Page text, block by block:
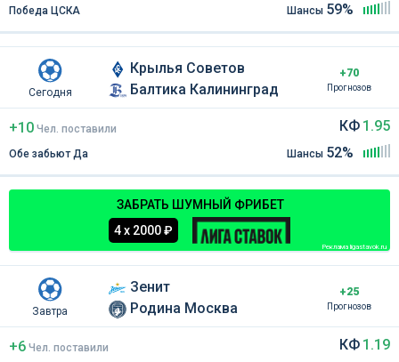
Победа ЦСКА
Шансы 59%
Сегодня
Крылья Советов
Балтика Калининград
+70
Прогнозов
+10 Чел. поставили
Обе забьют Да
КФ 1.95
Шансы 52%
ЗАБРАТЬ ШУМНЫЙ ФРИБЕТ
4 х 2000 ₽
Реклама ligastavok.ru
Завтра
Зенит
Родина Москва
+25
Прогнозов
+6 Чел. поставили
КФ 1.19